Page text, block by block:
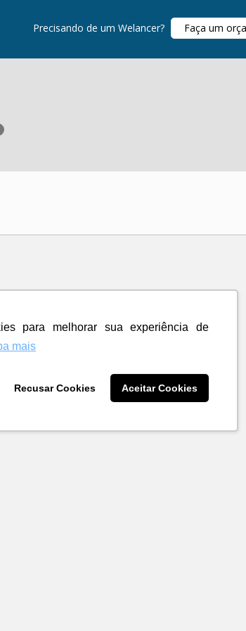
para melhorar sua experiência de
mais
Recusar Cookies Aceitar Cookies
Precisando de um Welancer? Faça um